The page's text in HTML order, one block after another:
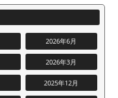
2026年6月
2026年3月
2025年12月